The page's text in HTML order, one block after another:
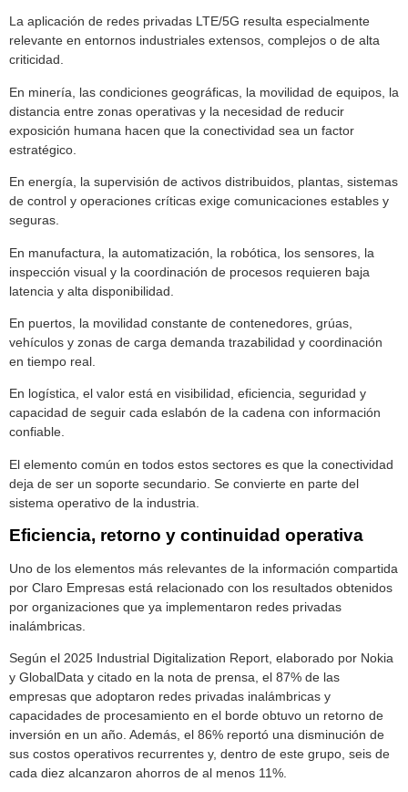
La aplicación de redes privadas LTE/5G resulta especialmente
relevante en entornos industriales extensos, complejos o de alta
criticidad.
En minería, las condiciones geográficas, la movilidad de equipos, la
distancia entre zonas operativas y la necesidad de reducir
exposición humana hacen que la conectividad sea un factor
estratégico.
En energía, la supervisión de activos distribuidos, plantas, sistemas
de control y operaciones críticas exige comunicaciones estables y
seguras.
En manufactura, la automatización, la robótica, los sensores, la
inspección visual y la coordinación de procesos requieren baja
latencia y alta disponibilidad.
En puertos, la movilidad constante de contenedores, grúas,
vehículos y zonas de carga demanda trazabilidad y coordinación
en tiempo real.
En logística, el valor está en visibilidad, eficiencia, seguridad y
capacidad de seguir cada eslabón de la cadena con información
confiable.
El elemento común en todos estos sectores es que la conectividad
deja de ser un soporte secundario. Se convierte en parte del
sistema operativo de la industria.
Eficiencia, retorno y continuidad operativa
Uno de los elementos más relevantes de la información compartida
por Claro Empresas está relacionado con los resultados obtenidos
por organizaciones que ya implementaron redes privadas
inalámbricas.
Según el 2025 Industrial Digitalization Report, elaborado por Nokia
y GlobalData y citado en la nota de prensa, el 87% de las
empresas que adoptaron redes privadas inalámbricas y
capacidades de procesamiento en el borde obtuvo un retorno de
inversión en un año. Además, el 86% reportó una disminución de
sus costos operativos recurrentes y, dentro de este grupo, seis de
cada diez alcanzaron ahorros de al menos 11%.